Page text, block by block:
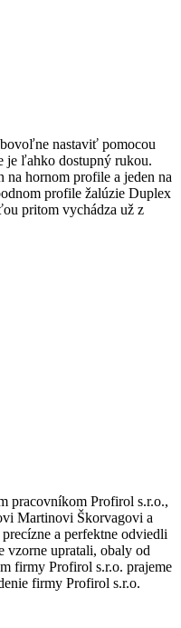
nastaviť pomocou
je ľahko dostupný rukou.
na hornom profile a jeden na
profile žalúzie Duplex
pritom vychádza už z
pracovníkom Profirol s.r.o.,
Martinovi Škorvagovi a
a perfektne odviedli
vzorne upratali, obaly od
firmy Profirol s.r.o. prajeme
firmy Profirol s.r.o.